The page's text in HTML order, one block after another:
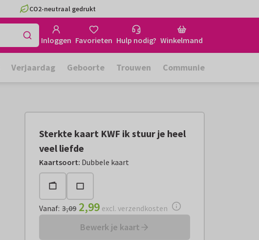
CO2-neutraal gedrukt
Inloggen Favorieten Hulp nodig? Winkelmand
Verjaardag Geboorte Trouwen Communie
Sterkte kaart KWF ik stuur je heel
veel liefde
Kaartsoort: Dubbele kaart
Vanaf:€ 2,99 excl. verzendkosten
Vanaf: 3,09 2,99 excl. verzendkosten
Bewerk je kaart